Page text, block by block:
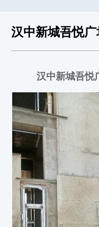
汉中新城吾悦
汉中新城吾悦